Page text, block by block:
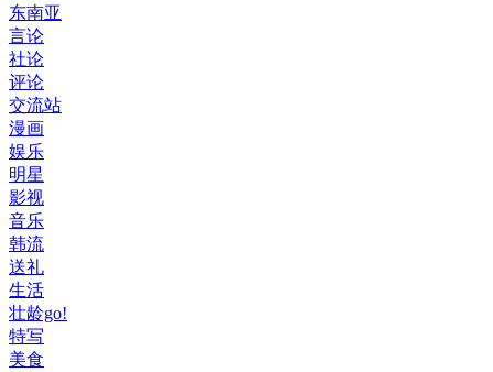
东南亚
言论
社论
评论
交流站
漫画
娱乐
明星
影视
音乐
韩流
送礼
生活
壮龄go!
特写
美食